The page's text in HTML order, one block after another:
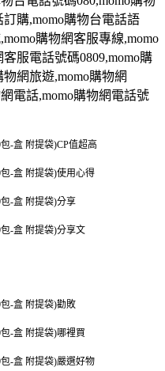
訂購,momo購物台電話語
,momo購物網客服專線,momo
客服電話號碼0809,momo購
物網旅遊,momo購物網
電話,momo購物網電話號
-盒 附提袋)CP值超高
-盒 附提袋)使用心得
-盒 附提袋)分享
-盒 附提袋)分享文
-盒 附提袋)勸敗
-盒 附提袋)哪裡買
-盒 附提袋)嚴選好物